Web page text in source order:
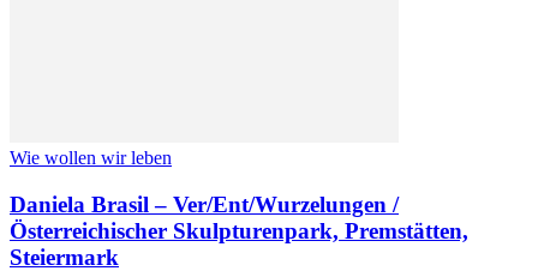
Wie wollen wir leben
Daniela Brasil – Ver/Ent/Wurzelungen /
Österreichischer Skulpturenpark, Premstätten,
Steiermark